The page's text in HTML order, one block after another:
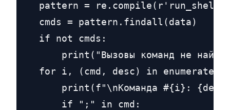
pattern =
    cmds = pattern.findall(data)
    if not cmds:
print("Вызовы команд не
for i, (cmd, desc) in
print(f"\nКоманда #{i}:
        if ";" in cmd: